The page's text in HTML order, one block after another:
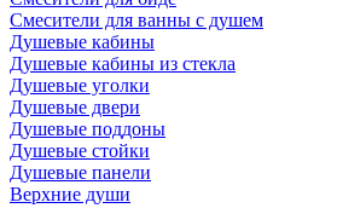
Смесители для ванны с душем
Душевые кабины
Душевые кабины из стекла
Душевые уголки
Душевые двери
Душевые поддоны
Душевые стойки
Душевые панели
Верхние души